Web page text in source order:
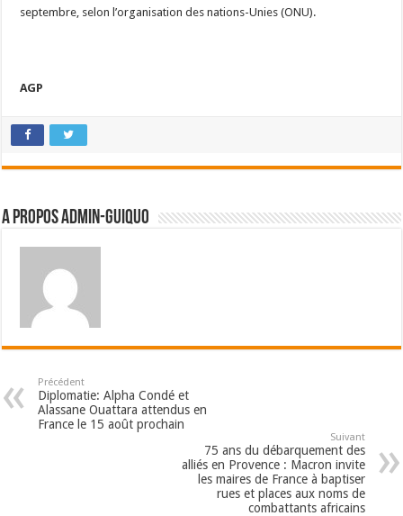
septembre, selon l’organisation des nations-Unies (ONU).
AGP
A propos admin-guiquo
Précédent
Diplomatie: Alpha Condé et
Alassane Ouattara attendus en
France le 15 août prochain
Suivant
75 ans du débarquement des
alliés en Provence : Macron invite
les maires de France à baptiser
rues et places aux noms de
combattants africains